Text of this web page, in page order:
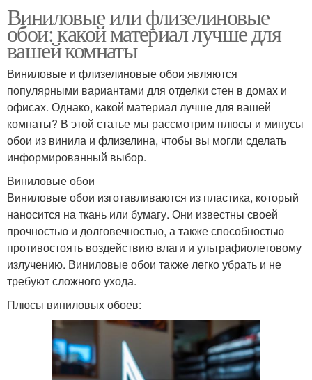
Виниловые или флизелиновые
обои: какой материал лучше для
вашей комнаты
Виниловые и флизелиновые обои являются
популярными вариантами для отделки стен в домах и
офисах. Однако, какой материал лучше для вашей
комнаты? В этой статье мы рассмотрим плюсы и минусы
обои из винила и флизелина, чтобы вы могли сделать
информированный выбор.
Виниловые обои
Виниловые обои изготавливаются из пластика, который
наносится на ткань или бумагу. Они известны своей
прочностью и долговечностью, а также способностью
противостоять воздействию влаги и ультрафиолетовому
излучению. Виниловые обои также легко убрать и не
требуют сложного ухода.
Плюсы виниловых обоев: